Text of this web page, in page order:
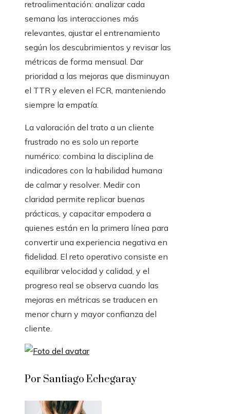
retroalimentación: analizar cada
semana las interacciones más
relevantes, ajustar el entrenamiento
según los descubrimientos y revisar las
métricas de forma mensual. Dar
prioridad a las mejoras que disminuyan
el TTR y eleven el FCR, manteniendo
siempre la empatía.
La valoración del trato a un cliente
frustrado no es solo un reporte
numérico: combina la disciplina de
indicadores con la habilidad humana
de calmar y resolver. Medir con
claridad permite replicar buenas
prácticas, y capacitar empodera a
quienes están en la primera línea para
convertir una experiencia negativa en
fidelidad. El reto operativo consiste en
equilibrar velocidad y calidad, y el
progreso real se observa cuando las
mejoras en métricas se traducen en
menor churn y mayor confianza del
cliente.
Por Santiago Echegaray